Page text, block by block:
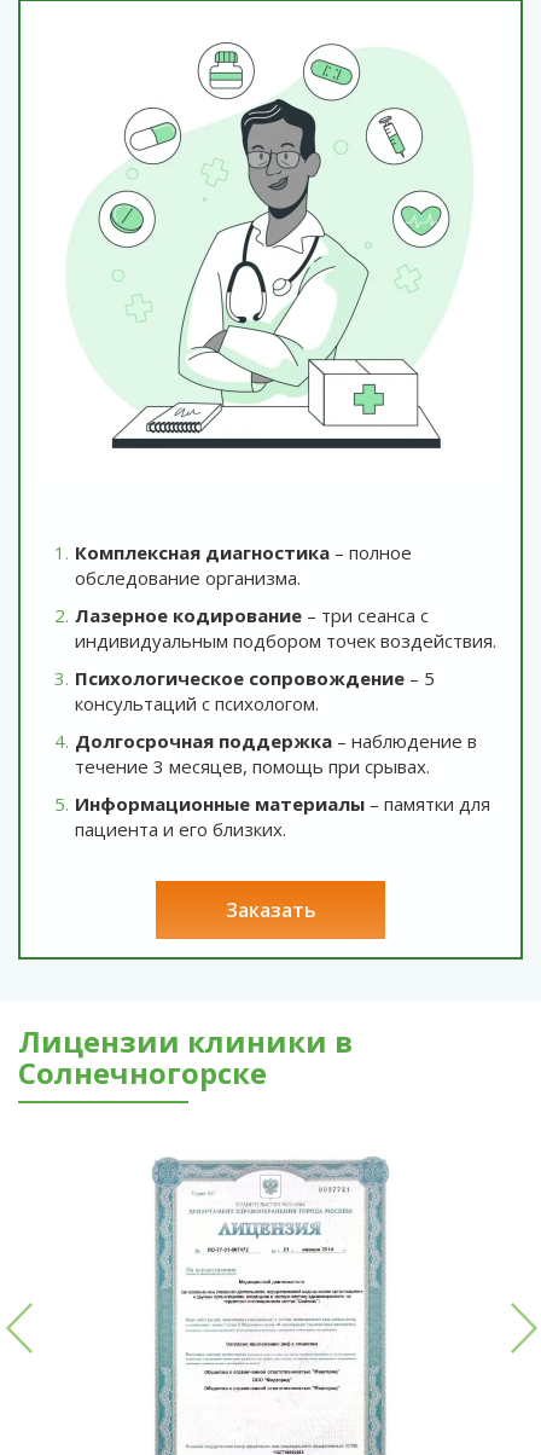
Комплексная диагностика – полное
обследование организма.
Лазерное кодирование – три сеанса с
индивидуальным подбором точек воздействия.
Психологическое сопровождение – 5
консультаций с психологом.
Долгосрочная поддержка – наблюдение в
течение 3 месяцев, помощь при срывах.
Информационные материалы – памятки для
пациента и его близких.
заказать
Лицензии клиники в
Солнечногорске